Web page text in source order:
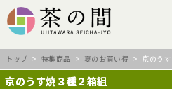
トップ > 特集商品 > 夏のお買い得 > 京のう
京のうす焼３種２箱組